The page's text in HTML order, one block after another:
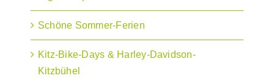
Schöne Sommer-Ferien
Kitz-Bike-Days & Harley-Davidson-
Kitzbühel